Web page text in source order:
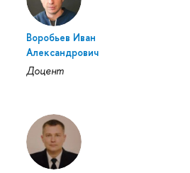
Воробьев Иван
Александрович
Доцент